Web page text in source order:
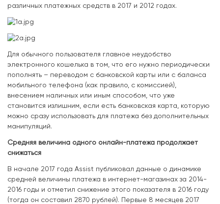
различных платежных средств в 2017 и 2012 годах.
Для обычного пользователя главное неудобство
электронного кошелька в том, что его нужно периодически
пополнять – переводом с банковской карты или с баланса
мобильного телефона (как правило, с комиссией),
внесением наличных или иным способом, что уже
становится излишним, если есть банковская карта, которую
можно сразу использовать для платежа без дополнительных
манипуляций.
Средняя величина одного онлайн-платежа продолжает
снижаться
В начале 2017 года Assist публиковал данные о динамике
средней величины платежа в интернет-магазинах за 2014-
2016 годы и отметил снижение этого показателя в 2016 году
(тогда он составил 2870 рублей). Первые 8 месяцев 2017